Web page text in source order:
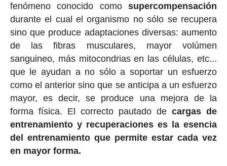
fenómeno conocido comosupercompensación
durante el cual el organismo no sólo se recupera
sino que produce adaptaciones diversas: aumento
de las fibras musculares, mayor volúmen
sanguineo, más mitocondrias en las células, etc...
que le ayudan a no sólo a soportar un esfuerzo
como el anterior sino que se anticipa a un esfuerzo
mayor, es decir, se produce una mejora de la
forma física. El correcto pautado decargas de
entrenamiento y recuperaciones es la esencia
del entrenamiento que permite estar cada vez
en mayor forma.